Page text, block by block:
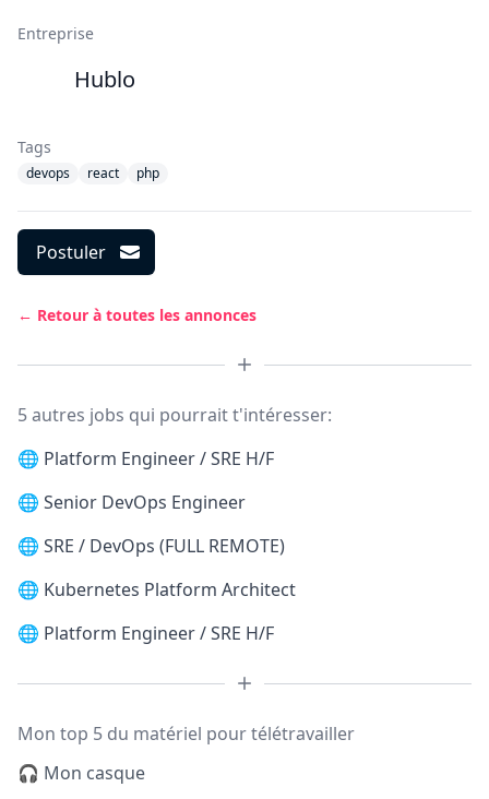
Entreprise
Hublo
Tags
devops react php
Postuler
← Retour à toutes les annonces
5 autres jobs qui pourrait t'intéresser:
🌐 Platform Engineer / SRE H/F
🌐 Senior DevOps Engineer
🌐 SRE / DevOps (FULL REMOTE)
🌐 Kubernetes Platform Architect
🌐 Platform Engineer / SRE H/F
Mon top 5 du matériel pour télétravailler
🎧 Mon casque